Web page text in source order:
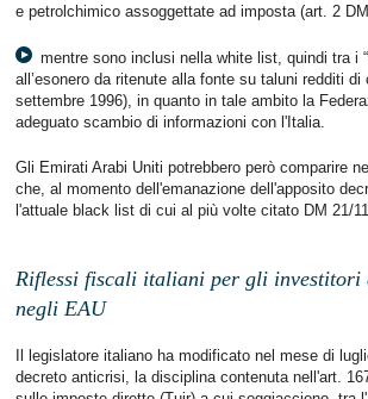
e petrolchimico assoggettate ad imposta (art. 2
mentre sono inclusi nella white list, quindi tra i
all’esonero da ritenute alla fonte su taluni redditi di
settembre 1996), in quanto in tale ambito la
adeguato scambio di informazioni con l'Italia.
Gli Emirati Arabi Uniti potrebbero però comparire
che, al momento dell'emanazione dell'apposito
l'attuale black list di cui al più volte citato DM 21/
Riflessi fiscali italiani per gli investitori
negli EAU
Il legislatore italiano ha modificato nel mese di
decreto anticrisi, la disciplina contenuta nell'art.